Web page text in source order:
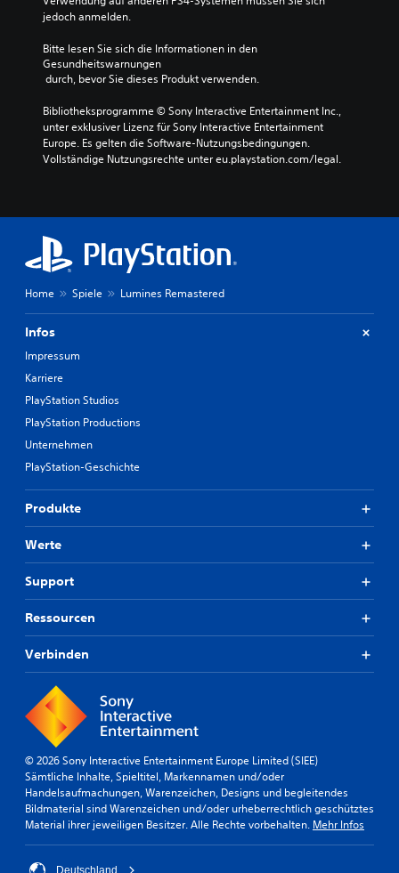
jedoch anmelden.
Bitte lesen Sie sich die Informationen in den
Gesundheitswarnungen
durch, bevor Sie dieses Produkt verwenden.
Bibliotheksprogramme © Sony Interactive Entertainment Inc.,
unter exklusiver Lizenz für Sony Interactive Entertainment
Europe. Es gelten die Software-Nutzungsbedingungen.
Vollständige Nutzungsrechte unter eu.playstation.com/legal.
Home Spiele Lumines Remastered
Infos
Impressum
Karriere
PlayStation Studios
PlayStation Productions
Unternehmen
PlayStation-Geschichte
Produkte
Werte
Support
Ressourcen
Verbinden
© 2026 Sony Interactive Entertainment Europe Limited (SIEE)
Sämtliche Inhalte, Spieltitel, Markennamen und/oder
Handelsaufmachungen, Warenzeichen, Designs und begleitendes
Bildmaterial sind Warenzeichen und/oder urheberrechtlich geschütztes
Material ihrer jeweiligen Besitzer. Alle Rechte vorbehalten. Mehr Infos
Deutschland